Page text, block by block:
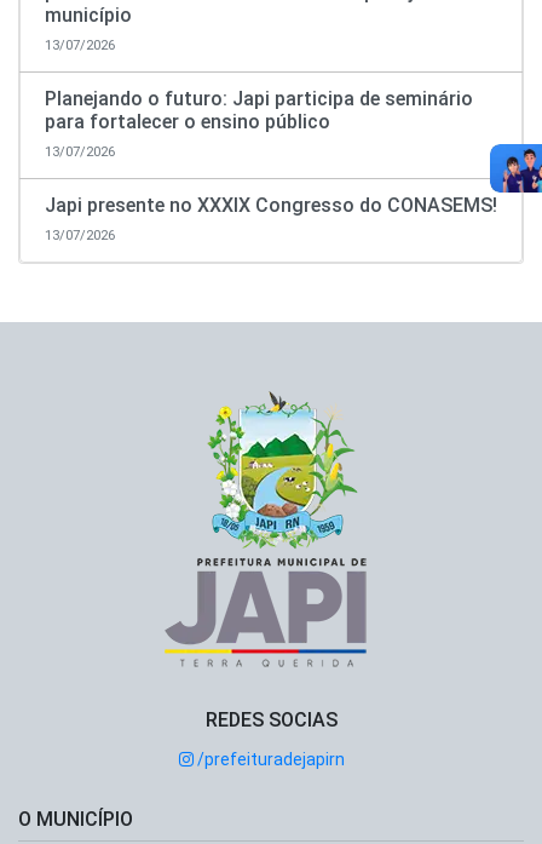
município
13/07/2026
Planejando o futuro: Japi participa de seminário
para fortalecer o ensino público
13/07/2026
Japi presente no XXXIX Congresso do CONASEMS!
13/07/2026
REDES SOCIAS
/prefeituradejapirn
O MUNICÍPIO